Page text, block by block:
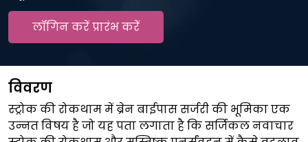
लॉगिन करें प्रारंभ करें
विवरण
स्ट्रोक की रोकथाम में ब्रेन बाईपास सर्जरी की भूमिका एक
उन्नत विषय है जो यह पता लगाता है कि सर्जिकल नवाचार